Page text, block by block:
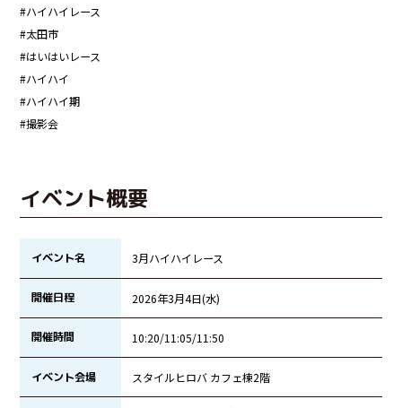
#ハイハイレース
#太田市
#はいはいレース
#ハイハイ
#ハイハイ期
#撮影会
イベント概要
イベント名 3月ハイハイレース
開催日程 2026年3月4日(水)
開催時間 10:20/11:05/11:50
イベント会場 スタイルヒロバ カフェ棟2階